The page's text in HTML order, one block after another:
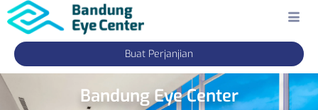
Buat Perjanjian
Bandung Eye Center